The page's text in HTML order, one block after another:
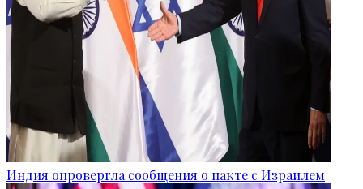
Индия опровергла сообщения о пакте с Израилем